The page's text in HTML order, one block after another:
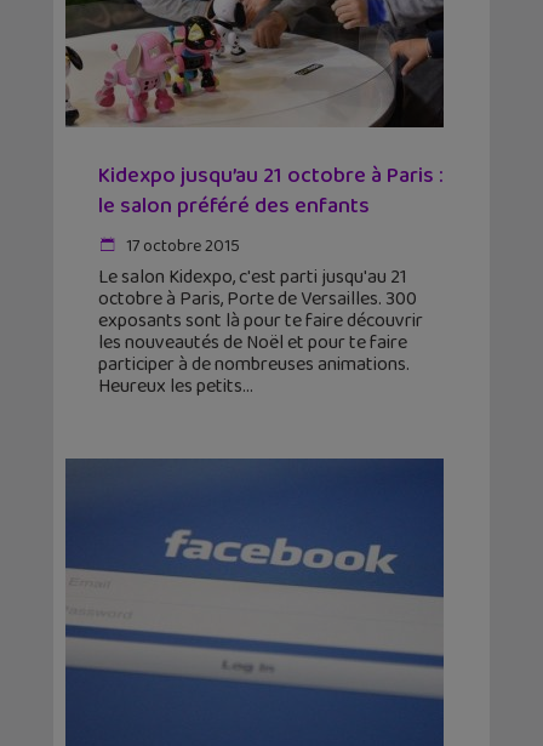
Kidexpo jusqu’au 21 octobre à Paris :
le salon préféré des enfants
17 octobre 2015
Le salon Kidexpo, c'est parti jusqu'au 21
octobre à Paris, Porte de Versailles. 300
exposants sont là pour te faire découvrir
les nouveautés de Noël et pour te faire
participer à de nombreuses animations.
Heureux les petits